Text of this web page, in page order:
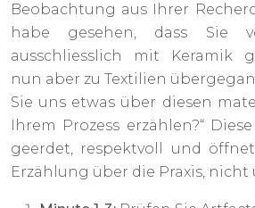
Beobachtung aus Ihrer
habe gesehen, dass Sie
ausschliesslich mit Keramik
nun aber zu Textilien
Sie uns etwas über diesen
Ihrem Prozess erzählen?“
geerdet, respektvoll und
Erzählung über die Praxis, nicht